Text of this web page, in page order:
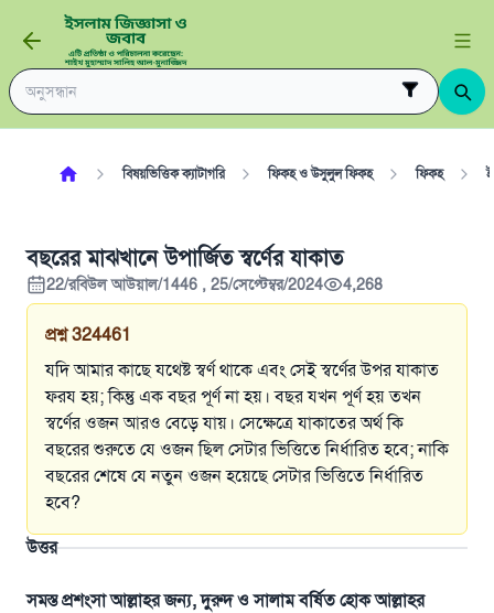
বিষয়ভিত্তিক ক্যাটাগরি ফিকহ ও উসুলুল ফিকহ ফিকহ
বছরের মাঝখানে উপার্জিত স্বর্ণের যাকাত
22/রবিউল আউয়াল/1446 , 25/সেপ্টেম্বর/2024 4,268
প্রশ্ন 324461
যদি আমার কাছে যথেষ্ট স্বর্ণ থাকে এবং সেই স্বর্ণের উপর যাকাত
ফরয হয়; কিন্তু এক বছর পূর্ণ না হয়। বছর যখন পূর্ণ হয় তখন
স্বর্ণের ওজন আরও বেড়ে যায়। সেক্ষেত্রে যাকাতের অর্থ কি
বছরের শুরুতে যে ওজন ছিল সেটার ভিত্তিতে নির্ধারিত হবে; নাকি
বছরের শেষে যে নতুন ওজন হয়েছে সেটার ভিত্তিতে নির্ধারিত
হবে?
উত্তর
সমস্ত প্রশংসা আল্লাহর জন্য, দুরুদ ও সালাম বর্ষিত হোক আল্লাহর